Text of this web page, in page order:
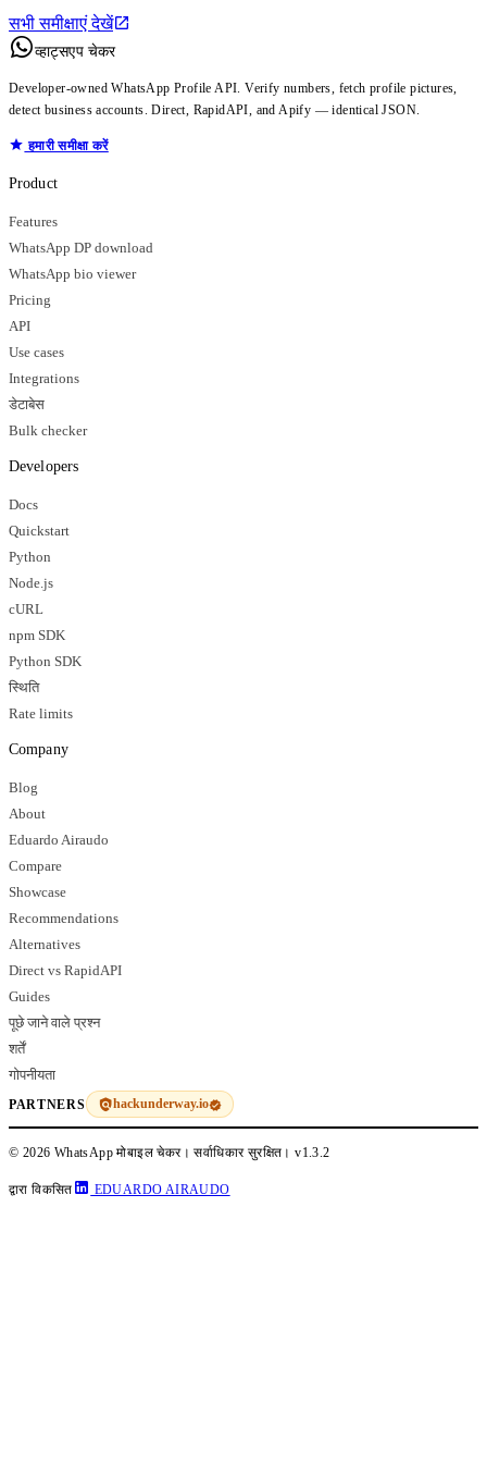
सभी समीक्षाएं देखें
व्हाट्सएप चेकर
Developer-owned WhatsApp Profile API. Verify numbers, fetch profile pictures,
detect business accounts. Direct, RapidAPI, and Apify — identical JSON.
हमारी समीक्षा करें
Product
Features
WhatsApp DP download
WhatsApp bio viewer
Pricing
API
Use cases
Integrations
डेटाबेस
Bulk checker
Developers
Docs
Quickstart
Python
Node.js
cURL
npm SDK
Python SDK
स्थिति
Rate limits
Company
Blog
About
Eduardo Airaudo
Compare
Showcase
Recommendations
Alternatives
Direct vs RapidAPI
Guides
पूछे जाने वाले प्रश्न
शर्तें
गोपनीयता
PARTNERS hackunderway.io
© 2026 WhatsApp मोबाइल चेकर। सर्वाधिकार सुरक्षित।v1.3.2
द्वारा विकसित EDUARDO AIRAUDO